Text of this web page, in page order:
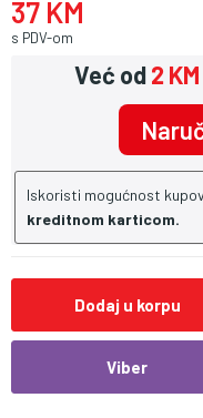
37 KM
s PDV-om
Već od2 KM
Iskoristi mogućnost
kreditnom karticom.
Dodaj u korpu
Viber